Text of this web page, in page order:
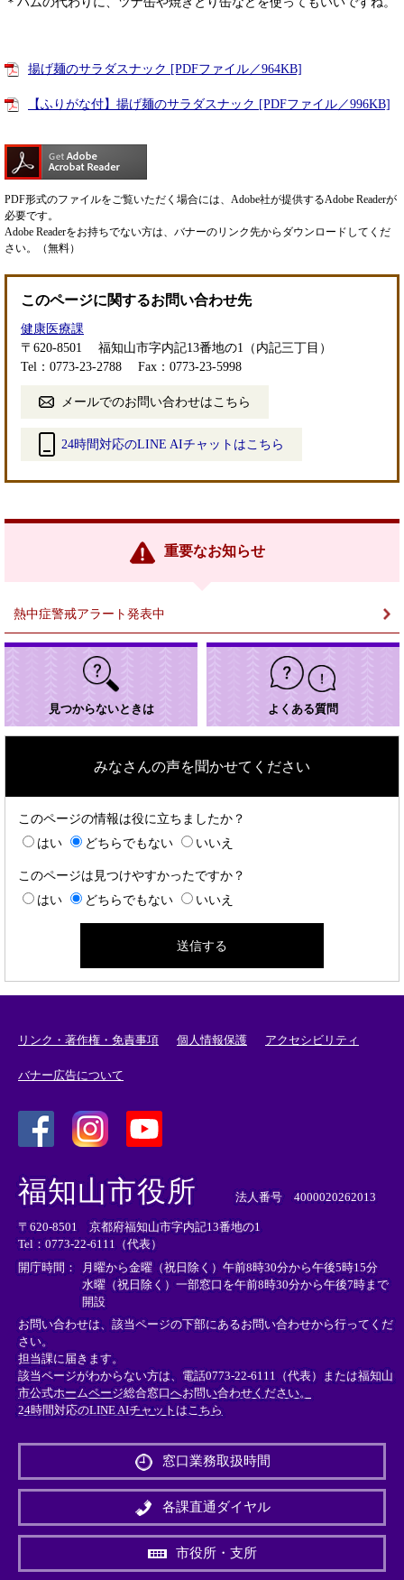
揚げ麺のサラダスナック [PDFファイル／964KB]
【ふりがな付】揚げ麺のサラダスナック [PDFファイル／996KB]
PDF形式のファイルをご覧いただく場合には、Adobe社が提供するAdobe Readerが
必要です。
Adobe Readerをお持ちでない方は、バナーのリンク先からダウンロードしてくだ
さい。（無料）
このページに関するお問い合わせ先
健康医療課
〒620-8501
福知山市字内記13番地の1（内記三丁目）
Tel：0773-23-2788
Fax：0773-23-5998
メールでのお問い合わせはこちら
24時間対応のLINE AIチャットはこちら
リ
重要なお知らせ
熱中症警戒アラート発表中
見つからないときは よくある質問
みなさんの声を聞かせてください
このページの情報は役に立ちましたか？
はい
どちらでもない いいえ
このページは見つけやすかったですか？
はい
どちらでもない いいえ
リンク・著作権・免責事項 個人情報保護 アクセシビリティ
バナー広告について
外
部
リ
ン
ク
＞
外
リ
ン
ク
＞
外
部
ン
ク
＞
福知山市役所 法人番号 4000020262013
〒620-8501 京都府福知山市字内記13番地の1
Tel：0773-22-6111（代表）
開庁時間： 月曜から金曜（祝日除く）午前8時30分から午後5時15分
水曜（祝日除く）一部窓口を午前8時30分から午後7時まで
開設
お問い合わせは、該当ページの下部にあるお問い合わせから行ってくだ
さい。
担当課に届きます。
該当ページがわからない方は、電話0773-22-6111（代表）または福知山
市公式ホームページ総合窓口へお問い合わせください。
24時間対応のLINE AIチャットはこちら
外
リ
ン
＞
窓口業務取扱時間
各課直通ダイヤル
市役所・支所